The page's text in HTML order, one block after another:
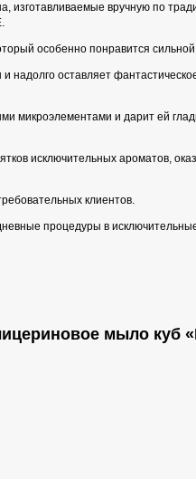
изготавливаемые вручную по
особенно понравится
надолго оставляет
микроэлементами и дарит ей
исключительных ароматов,
клиентов.
процедуры в
мыло куб